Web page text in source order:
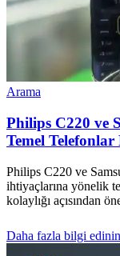
Arama
Philips C220 ve
Temel Telefonlar
Philips C220 ve
ihtiyaçlarına yönelik
kolaylığı açısından
Daha fazla bilgi edinin